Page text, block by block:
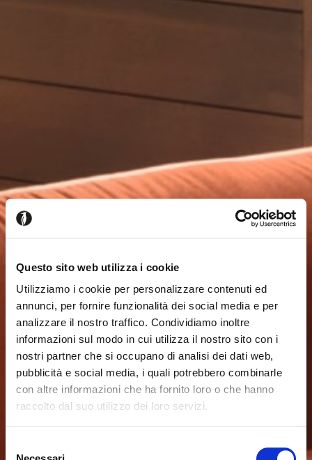
Questo sito web utilizza i cookie
Utilizziamo i cookie per personalizzare contenuti ed
annunci, per fornire funzionalità dei social media e per
analizzare il nostro traffico. Condividiamo inoltre
informazioni sul modo in cui utilizza il nostro sito con i
nostri partner che si occupano di analisi dei dati web,
pubblicità e social media, i quali potrebbero combinarle
con altre informazioni che ha fornito loro o che hanno
raccolto dal suo utilizzo dei loro servizi.
Seems like you’re browsing from Close